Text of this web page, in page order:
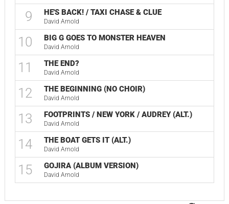
9 HE'S BACK! / TAXI CHASE & CLUE
David Arnold
10 BIG G GOES TO MONSTER HEAVEN
David Arnold
11 THE END?
David Arnold
12 THE BEGINNING (NO CHOIR)
David Arnold
13 FOOTPRINTS / NEW YORK / AUDREY (ALT.)
David Arnold
14 THE BOAT GETS IT (ALT.)
David Arnold
15 GOJIRA (ALBUM VERSION)
David Arnold